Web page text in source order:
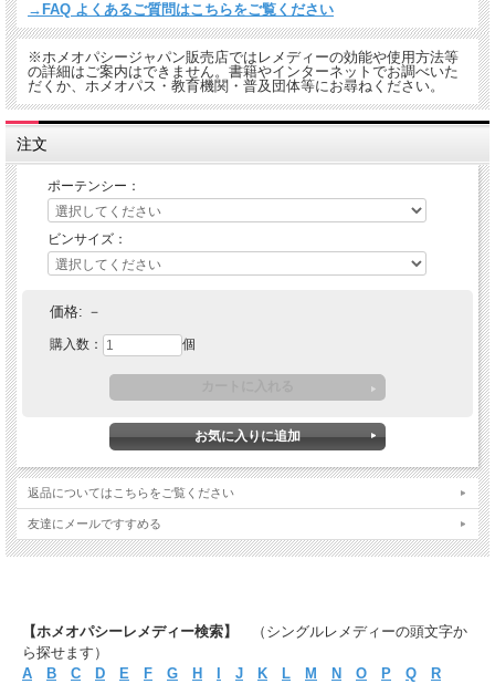
→FAQ よくあるご質問はこちらをご覧ください
※ホメオパシージャパン販売店ではレメディーの効能や使用方法等
の詳細はご案内はできません。書籍やインターネットでお調べいた
だくか、ホメオパス・教育機関・普及団体等にお尋ねください。
注文
ポーテンシー：
ビンサイズ：
価格: －
購入数： 個
返品についてはこちらをご覧ください
友達にメールですすめる
【ホメオパシーレメディー検索】
（シングルレメディーの頭文字か
ら探せます）
A
B C D E F G H J K L M N O P Q
R